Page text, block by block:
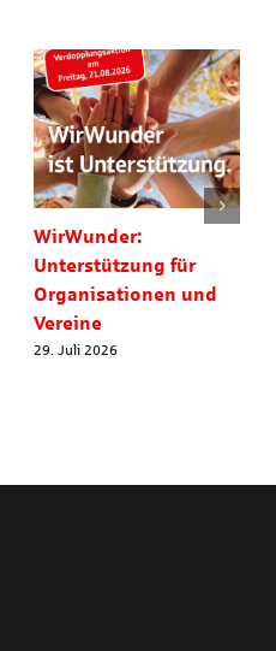
WirWunder:
Unterstützung für
Organisationen und
Vereine
29. Juli 2026